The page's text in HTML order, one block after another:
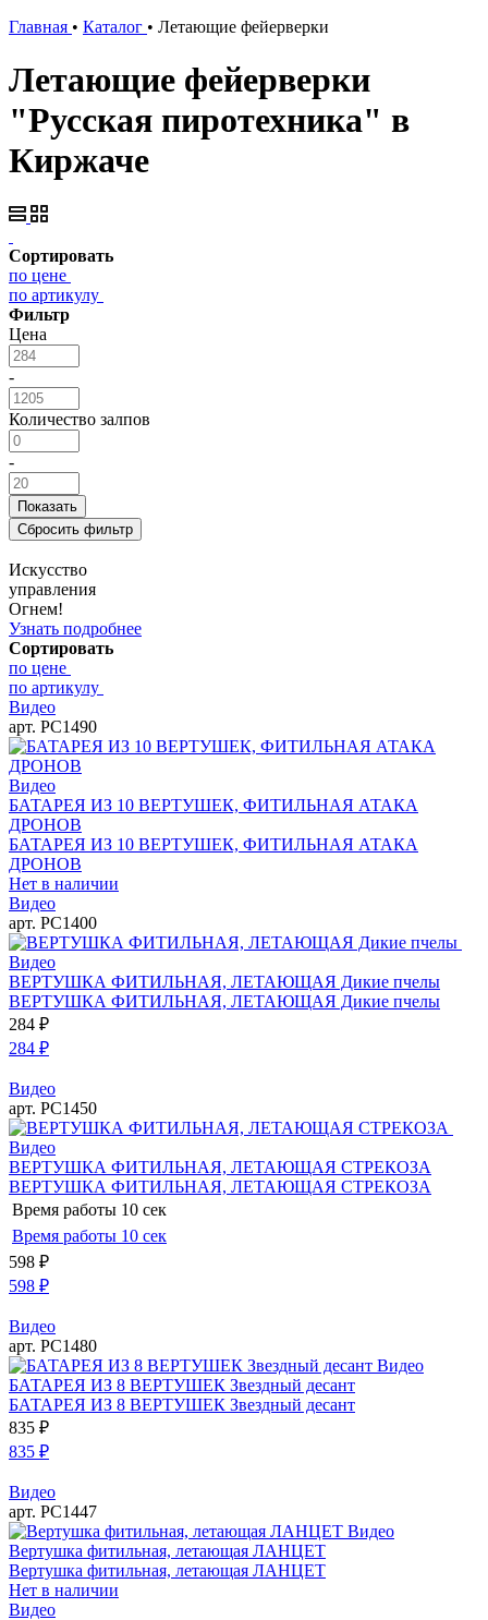
Главная • Каталог • Летающие фейерверки
Летающие фейерверки
"Русская пиротехника" в
Киржаче
Сортировать
по цене
по артикулу
Фильтр
Цена
-
Количество залпов
-
Искусство
управления
Огнем!
Узнать подробнее
Сортировать
по цене
по артикулу
Видео
арт. РС1490
Видео
БАТАРЕЯ ИЗ 10 ВЕРТУШЕК, ФИТИЛЬНАЯ АТАКА
ДРОНОВ
БАТАРЕЯ ИЗ 10 ВЕРТУШЕК, ФИТИЛЬНАЯ АТАКА
ДРОНОВ
Нет в наличии
Видео
арт. РС1400
Видео
ВЕРТУШКА ФИТИЛЬНАЯ, ЛЕТАЮЩАЯ Дикие пчелы
ВЕРТУШКА ФИТИЛЬНАЯ, ЛЕТАЮЩАЯ Дикие пчелы
284 ₽
284 ₽
Видео
арт. РС1450
Видео
ВЕРТУШКА ФИТИЛЬНАЯ, ЛЕТАЮЩАЯ СТРЕКОЗА
ВЕРТУШКА ФИТИЛЬНАЯ, ЛЕТАЮЩАЯ СТРЕКОЗА
Время работы 10 сек
Время работы 10 сек
598 ₽
598 ₽
Видео
арт. РС1480
Видео
БАТАРЕЯ ИЗ 8 ВЕРТУШЕК Звездный десант
БАТАРЕЯ ИЗ 8 ВЕРТУШЕК Звездный десант
835 ₽
835 ₽
Видео
арт. РС1447
Видео
Вертушка фитильная, летающая ЛАНЦЕТ
Вертушка фитильная, летающая ЛАНЦЕТ
Нет в наличии
Видео